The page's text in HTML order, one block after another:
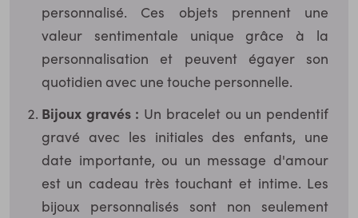
personnalisé. Ces objets prennent une
valeur sentimentale unique grâce à la
personnalisation et peuvent égayer son
quotidien avec une touche personnelle.
Bijoux gravés : Un bracelet ou un pendentif
gravé avec les initiales des enfants, une
date importante, ou un message d'amour
est un cadeau très touchant et intime. Les
bijoux personnalisés sont non seulement